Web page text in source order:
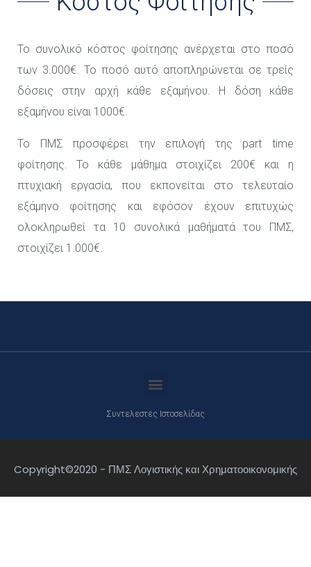
Το συνολικό κόστος φοίτησης ανέρχεται στο ποσό
των 3.000€. Το ποσό αυτό αποπληρώνεται σε τρείς
δόσεις στην αρχή κάθε εξαμήνου. Η δόση κάθε
εξαμήνου είναι 1000€.
Το ΠΜΣ προσφέρει την επιλογή της part time
φοίτησης. Το κάθε μάθημα στοιχίζει 200€ και η
πτυχιακή εργασία, που εκπονείται στο τελευταίο
εξάμηνο φοίτησης και εφόσον έχουν επιτυχώς
ολοκληρωθεί τα 10 συνολικά μαθήματά του ΠΜΣ,
στοιχίζει 1.000€.
Συντελεστές Ιστοσελίδας
Copyright©2020 - ΠΜΣ Λογιστικής και Χρηματοοικονομικής